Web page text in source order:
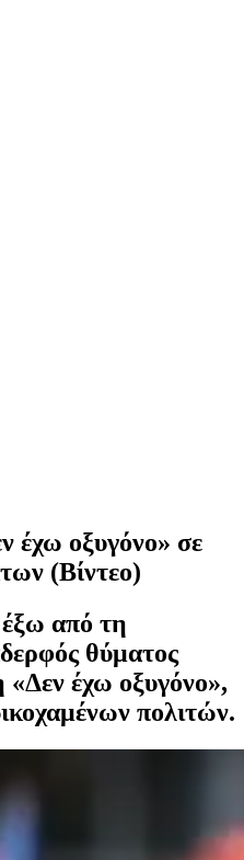
έχω οξυγόνο» σε
(Βίντεο)
έξω από τη
θύματος
έχω οξυγόνο»,
πολιτών.